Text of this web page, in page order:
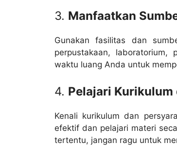
3. Manfaatkan
Gunakan fasilitas dan
perpustakaan,
waktu luang Anda untuk
4. Pelajari Kurikulum
Kenali kurikulum dan
efektif dan pelajari materi
tertentu, jangan ragu untuk